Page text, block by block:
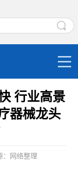
行业高景
器械龙头
：网络整理